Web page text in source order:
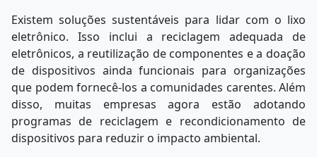
Existem soluções sustentáveis para lidar com o lixo
eletrônico. Isso inclui a reciclagem adequada de
eletrônicos, a reutilização de componentes e a doação
de dispositivos ainda funcionais para organizações
que podem fornecê-los a comunidades carentes. Além
disso, muitas empresas agora estão adotando
programas de reciclagem e recondicionamento de
dispositivos para reduzir o impacto ambiental.